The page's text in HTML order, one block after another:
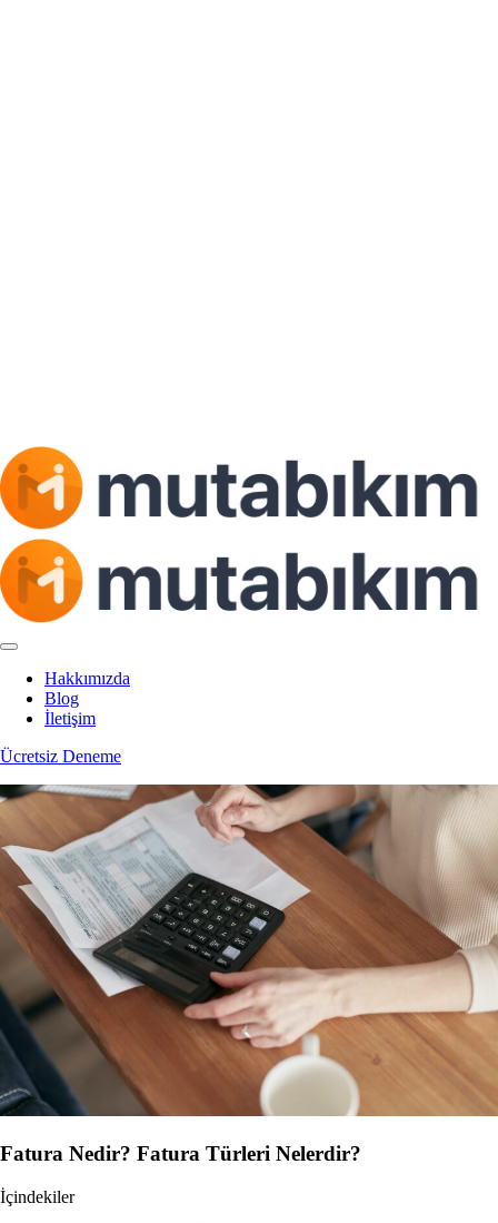
Hakkımızda
Blog
İletişim
Ücretsiz Deneme
Fatura Nedir? Fatura Türleri Nelerdir?
İçindekiler